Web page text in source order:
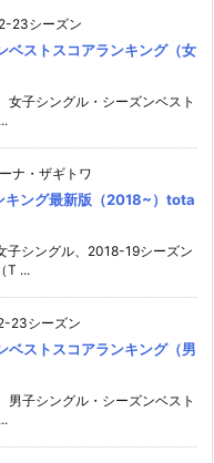
23シーズン
ストスコアランキング（女
子シングル・シーズンベスト
ナ・ザギトワ
キング最新版（2018~）tota
子シングル、2018-19シーズン
T ...
23シーズン
ストスコアランキング（男
子シングル・シーズンベスト